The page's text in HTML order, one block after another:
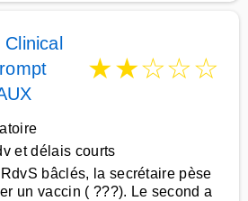
★★☆☆☆
et délais courts
bâclés, la secrétaire pèse
un vaccin ( ???). Le second a